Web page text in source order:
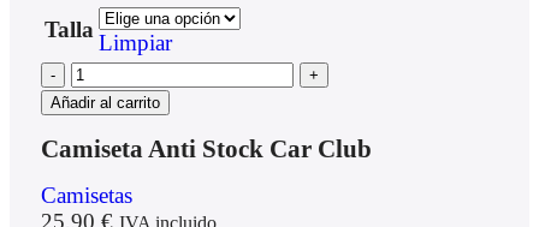
Talla
Limpiar
Añadir al carrito
Camiseta Anti Stock Car Club
Camisetas
25,90 € IVA incluido